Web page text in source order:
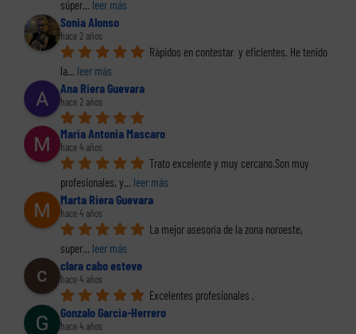
súper... leer más
Sonia Alonso
hace 2 años
Rápidos en contestar  y eficientes. He tenido
la... leer más
Ana Riera Guevara
hace 2 años
Maria Antonia Mascaro
hace 4 años
Trato excelente y muy cercano.Son muy
profesionales, y... leer más
Marta Riera Guevara
hace 4 años
La mejor asesoría de la zona noroeste,
super... leer más
clara cabo esteve
hace 4 años
Excelentes profesionales .
Gonzalo Garcia-Herrero
hace 4 años